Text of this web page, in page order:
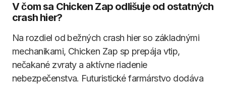
V čom sa Chicken Zap odlišuje od ostatných
crash hier?
Na rozdiel od bežných crash hier so základnými
mechanikami, Chicken Zap sp prepája vtip,
nečakané zvraty a aktívne riadenie
nebezpečenstva. Futuristické farmárstvo dodáva